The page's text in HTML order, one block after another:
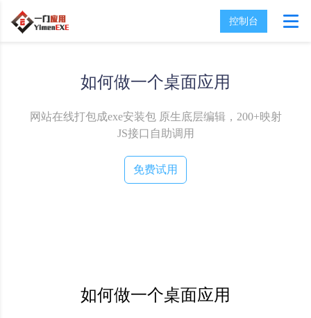
控制台
如何做一个桌面应用
网站在线打包成exe安装包原生底层编辑，200+映射
JS接口自助调用
免费试用
如何做一个桌面应用